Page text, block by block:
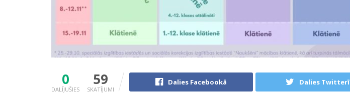
0
DALĪJUŠIES
59
SKATĪJUMI
Dalies Facebookā Dalies Twitterī